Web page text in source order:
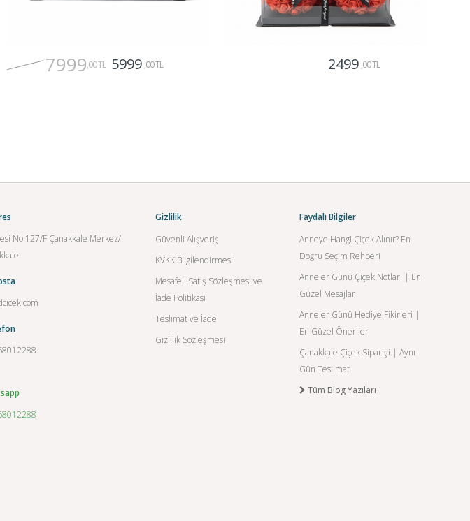
7999,00 TL 5999 ,00 TL 2499 ,00 TL
No:127/F Çanakkale Merkez/
Gizlilik
Güvenli Alışveriş
KVKK Bilgilendirmesi
Mesafeli Satış Sözleşmesi ve
İade Politikası
Teslimat ve İade
Gizlilik Sözleşmesi
Faydalı Bilgiler
Anneye Hangi Çiçek Alınır? En
Doğru Seçim Rehberi
Anneler Günü Çiçek Notları | En
Güzel Mesajlar
Anneler Günü Hediye Fikirleri |
En Güzel Öneriler
Çanakkale Çiçek Siparişi | Aynı
Gün Teslimat
Tüm Blog Yazıları